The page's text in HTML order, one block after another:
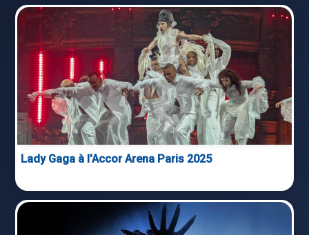
Lady Gaga à l'Accor Arena Paris 2025